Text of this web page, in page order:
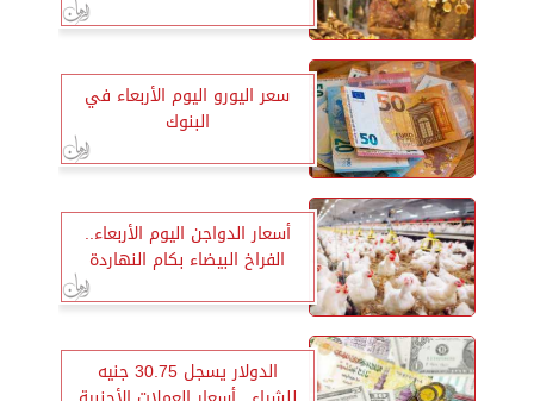
سعر اليورو اليوم الأربعاء في
البنوك
أسعار الدواجن اليوم الأربعاء..
الفراخ البيضاء بكام النهاردة
الدولار يسجل 30.75 جنيه